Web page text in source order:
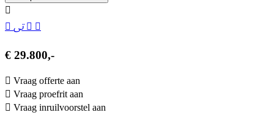
€ 29.800,-
Vraag offerte aan
Vraag proefrit aan
Vraag inruilvoorstel aan